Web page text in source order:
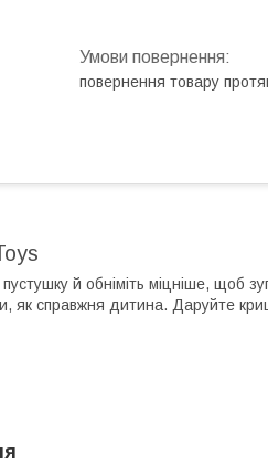
повернення товару
й обніміть міцніше, щоб
як справжня дитина. Даруйте